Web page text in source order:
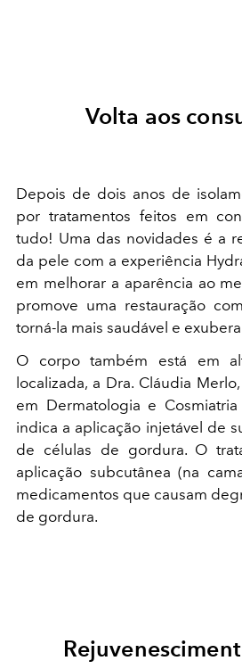
Volta aos
Depois de dois anos de
por tratamentos feitos em
tudo! Uma das novidades é a
da pele com a experiência
em melhorar a aparência ao
promove uma restauração
torná-la mais saudável e
O corpo também está em
localizada, a Dra. Cláudia
em Dermatologia e
indica a aplicação injetável de
de células de gordura. O
aplicação subcutânea (na
medicamentos que causam
de gordura.